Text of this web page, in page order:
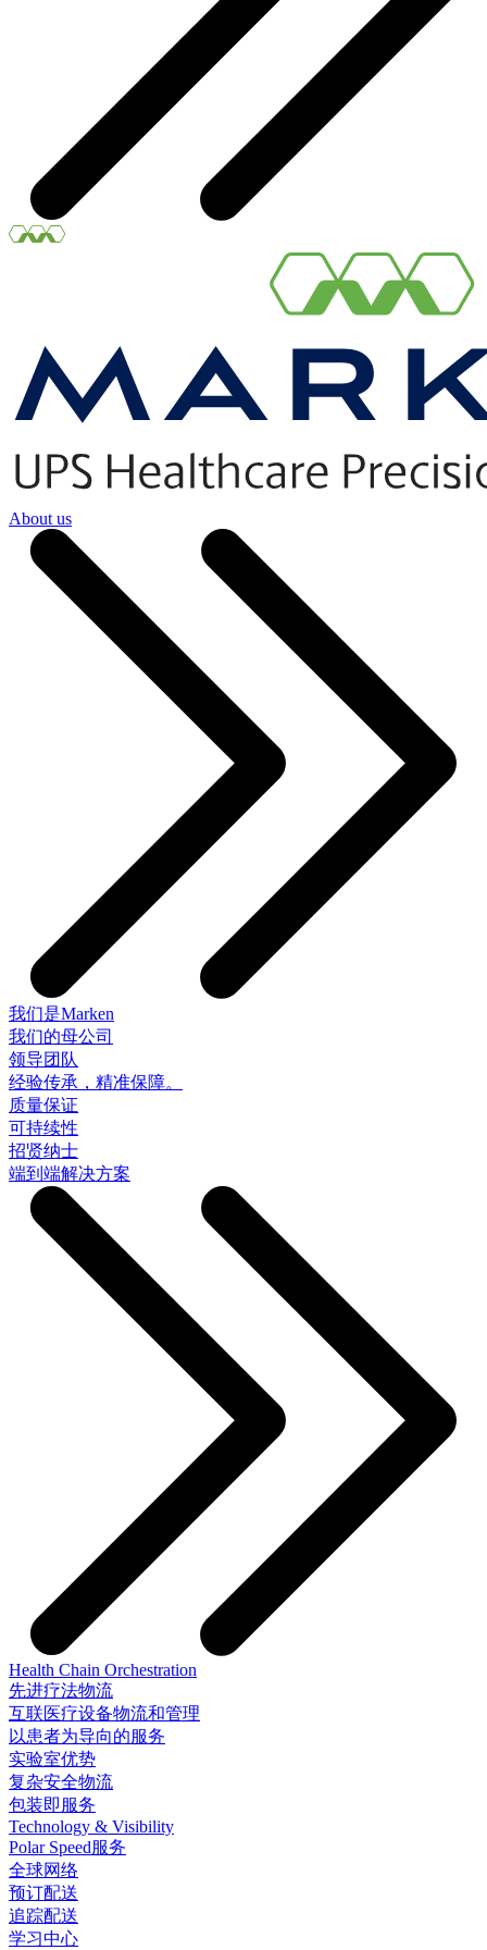
About us
我们是Marken
我们的母公司
领导团队
经验传承，精准保障。
质量保证
可持续性
招贤纳士
端到端解决方案
Health Chain Orchestration
先进疗法物流
互联医疗设备物流和管理
以患者为导向的服务
实验室优势
复杂安全物流
包装即服务
Technology & Visibility
Polar Speed服务
全球网络
预订配送
追踪配送
学习中心